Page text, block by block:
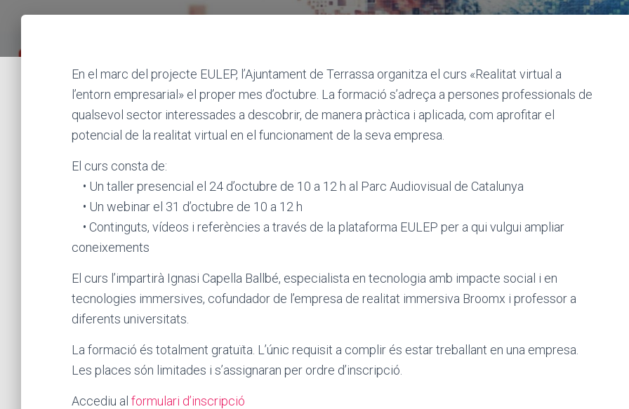
En el marc del projecte EULEP, l’Ajuntament de Terrassa organitza el curs «Realitat virtual a
l’entorn empresarial» el proper mes d’octubre. La formació s’adreça a persones professionals de
qualsevol sector interessades a descobrir, de manera pràctica i aplicada, com aprofitar el
potencial de la realitat virtual en el funcionament de la seva empresa.
El curs consta de:
• Un taller presencial el 24 d’octubre de 10 a 12 h al Parc Audiovisual de Catalunya
• Un webinar el 31 d’octubre de 10 a 12 h
• Continguts, vídeos i referències a través de la plataforma EULEP per a qui vulgui ampliar
coneixements
El curs l’impartirà Ignasi Capella Ballbé, especialista en tecnologia amb impacte social i en
tecnologies immersives, cofundador de l’empresa de realitat immersiva Broomx i professor a
diferents universitats.
La formació és totalment gratuïta. L’únic requisit a complir és estar treballant en una empresa.
Les places són limitades i s’assignaran per ordre d’inscripció.
Accediu al formulari d’inscripció